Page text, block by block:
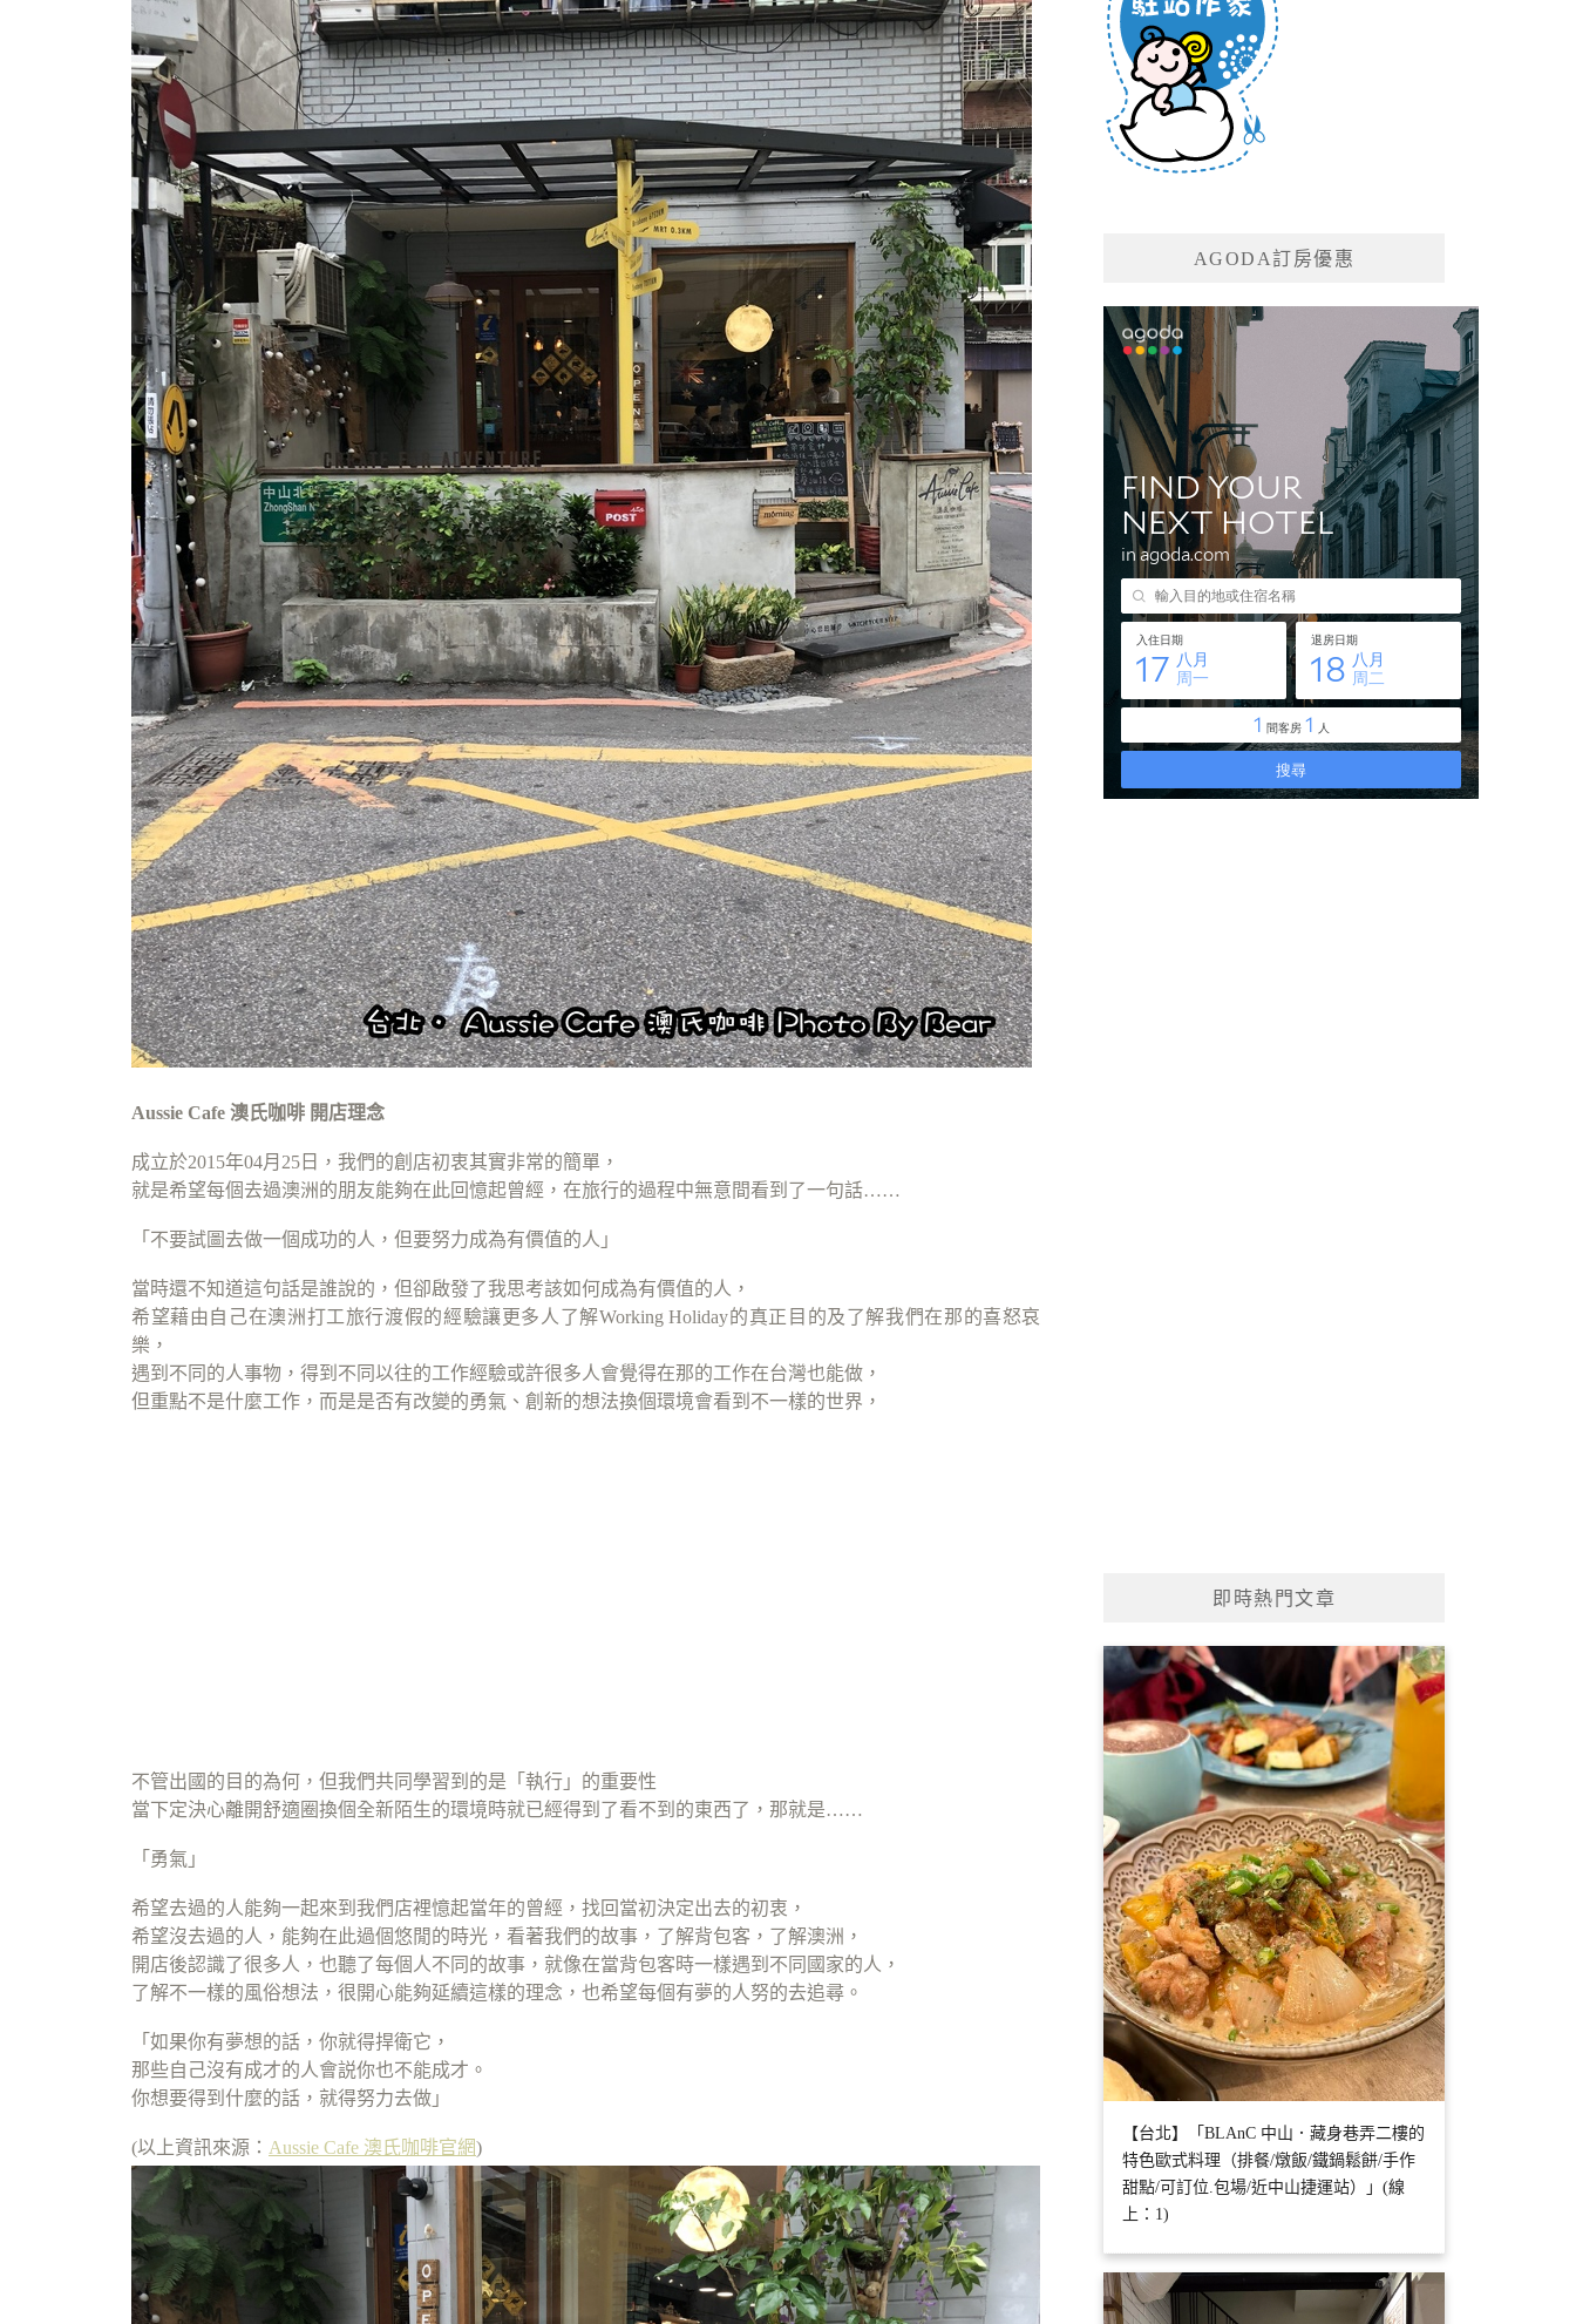
Aussie Cafe 澳氏咖啡 開店理念
成立於2015年04月25日，我們的創店初衷其實非常的簡單，
就是希望每個去過澳洲的朋友能夠在此回憶起曾經，在旅行的過程中無意間看到了一句話……
「不要試圖去做一個成功的人，但要努力成為有價值的人」
當時還不知道這句話是誰說的，但卻啟發了我思考該如何成為有價值的人，
希望藉由自己在澳洲打工旅行渡假的經驗讓更多人了解Working Holiday的真正目的及了解我們在那的喜怒哀
樂，
遇到不同的人事物，得到不同以往的工作經驗或許很多人會覺得在那的工作在台灣也能做，
但重點不是什麼工作，而是是否有改變的勇氣、創新的想法換個環境會看到不一樣的世界，
不管出國的目的為何，但我們共同學習到的是「執行」的重要性
當下定決心離開舒適圈換個全新陌生的環境時就已經得到了看不到的東西了，那就是……
「勇氣」
希望去過的人能夠一起來到我們店裡憶起當年的曾經，找回當初決定出去的初衷，
希望沒去過的人，能夠在此過個悠閒的時光，看著我們的故事，了解背包客，了解澳洲，
開店後認識了很多人，也聽了每個人不同的故事，就像在當背包客時一樣遇到不同國家的人，
了解不一樣的風俗想法，很開心能夠延續這樣的理念，也希望每個有夢的人努的去追尋。
「如果你有夢想的話，你就得捍衛它，
那些自己沒有成才的人會説你也不能成才。
你想要得到什麼的話，就得努力去做」
(以上資訊來源： Aussie Cafe 澳氏咖啡官網)
AGODA訂房優惠
即時熱門文章
【台北】「BLAnC 中山．藏身巷弄二樓的
特色歐式料理（排餐/燉飯/鐵鍋鬆餅/手作
甜點/可訂位.包場/近中山捷運站）」(線
上：1)